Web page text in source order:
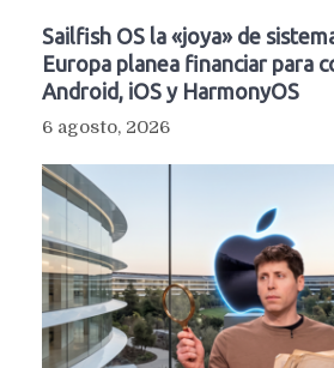
Sailfish OS la «joya» de
Europa planea financiar para
Android, iOS y HarmonyOS
6 agosto, 2026